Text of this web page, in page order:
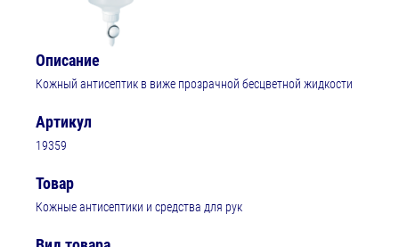
Описание
Кожный антисептик в виже прозрачной бесцветной жидкости
Артикул
19359
Товар
Кожные антисептики и средства для рук